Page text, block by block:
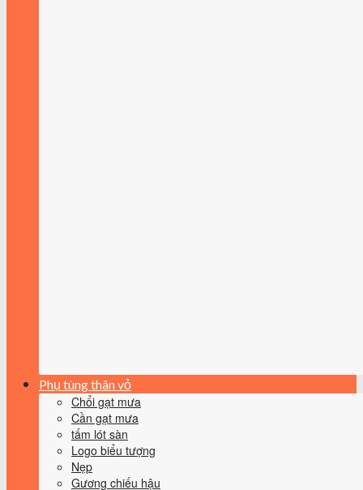
Phụ tùng thân vỏ
Chổi gạt mưa
Cần gạt mưa
tấm lót sàn
Logo biểu tượng
Nẹp
Gương chiếu hậu